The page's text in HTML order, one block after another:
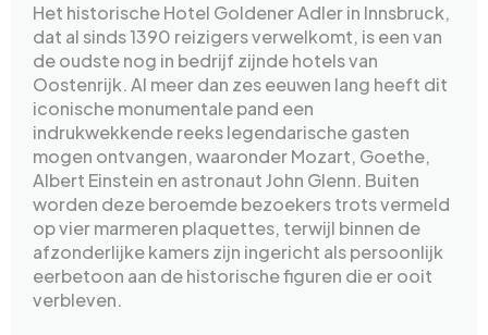
Het historische Hotel Goldener Adler in Innsbruck,
dat al sinds 1390 reizigers verwelkomt, is een van
de oudste nog in bedrijf zijnde hotels van
Oostenrijk. Al meer dan zes eeuwen lang heeft dit
iconische monumentale pand een
indrukwekkende reeks legendarische gasten
mogen ontvangen, waaronder Mozart, Goethe,
Albert Einstein en astronaut John Glenn. Buiten
worden deze beroemde bezoekers trots vermeld
op vier marmeren plaquettes, terwijl binnen de
afzonderlijke kamers zijn ingericht als persoonlijk
eerbetoon aan de historische figuren die er ooit
verbleven.